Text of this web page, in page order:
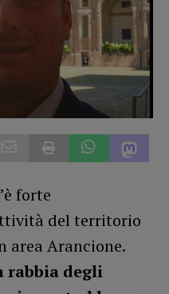
forte
del territorio
area Arancione.
rabbia degli